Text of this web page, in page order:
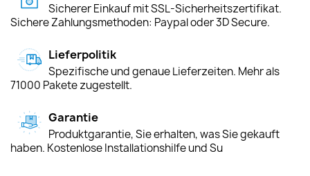
Sicherer Einkauf mit SSL-Sicherheitszertifikat.
Sichere Zahlungsmethoden: Paypal oder 3D Secure.
Lieferpolitik
Spezifische und genaue Lieferzeiten. Mehr als
71000 Pakete zugestellt.
Garantie
Produktgarantie, Sie erhalten, was Sie gekauft
haben. Kostenlose Installationshilfe und Su